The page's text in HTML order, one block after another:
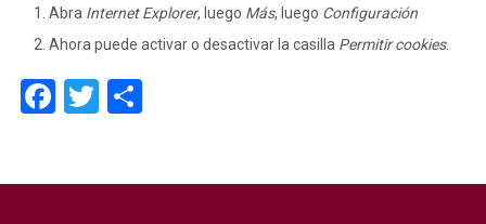
Abra Internet Explorer, luego Más, luego Configuración
Ahora puede activar o desactivar la casilla Permitir cookies.
Facebook
Twitter